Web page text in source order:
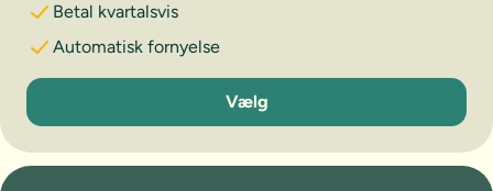
Betal kvartalsvis
Automatisk fornyelse
3 måneder
Vælg